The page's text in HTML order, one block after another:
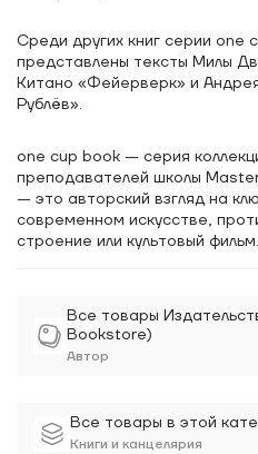
Все товары
Bookstore)
Автор
Все товары в этой
Книги и канцелярия
Среди других книг серии one
представлены тексты Милы
Китано «Фейерверк» и
Рублёв».
one cup book — серия
преподавателей школы
— это авторский взгляд на
современном искусстве,
строение или культовый фильм.